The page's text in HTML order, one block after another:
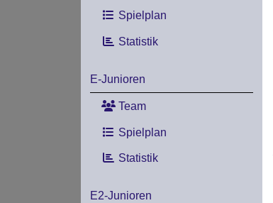
Spielplan
Statistik
E-Junioren
Team
Spielplan
Statistik
E2-Junioren